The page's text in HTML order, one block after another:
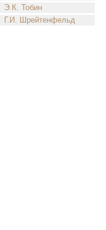
Э.К. Тобин
Г.И. Шрейтенфельд